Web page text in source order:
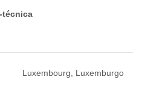
técnica
Luxembourg, Luxemburgo